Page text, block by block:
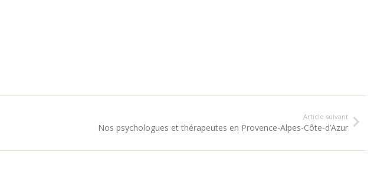
Article suivant
Nos psychologues et thérapeutes en Provence-Alpes-Côte-d’Azur